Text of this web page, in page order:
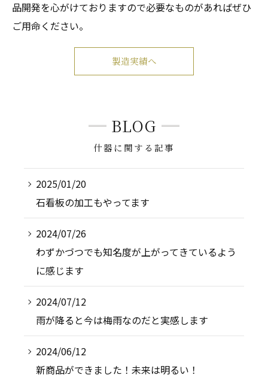
品開発を心がけておりますので必要なものがあればぜひ
ご用命ください。
製造実績へ
BLOG
什器に関する記事
2025/01/20
石看板の加工もやってます
2024/07/26
わずかづつでも知名度が上がってきているよう
に感じます
2024/07/12
雨が降ると今は梅雨なのだと実感します
2024/06/12
新商品ができました！未来は明るい！